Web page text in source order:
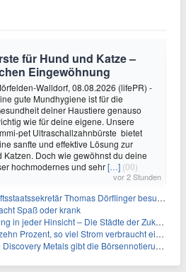
für Hund und Katze –
Eingewöhnung
Walldorf, 08.08.2026 (lifePR) -
gute Mundhygiene ist für die
deiner Haustiere genauso
wie für deine eigene. Unsere
pet Ultraschallzahnbürste bietet
sanfte und effektive Lösung zur
Doch wie gewöhnst du deine
hochmodernes und sehr[…] (00)
vor 2 Stunden
Thomas Dörflinger besucht Handwerksbetrieb im Kammerbezirk Freiburg
Spaß oder krank
jeder Hinsicht – Die Städte der Zukunft sind grün-blau
Prozent, so viel Strom verbraucht ein Aufzug im Gebäude
Metals gibt die Börsennotierung an der Frankfurter Wertpapierbörse bekannt